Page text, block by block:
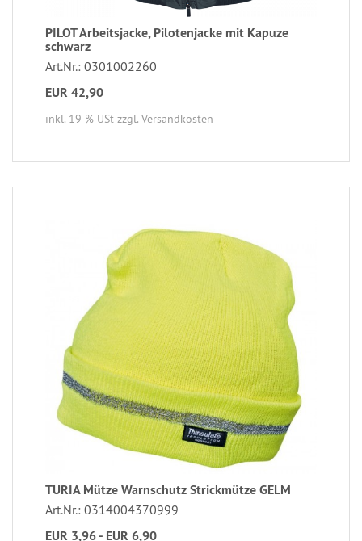
PILOT Arbeitsjacke, Pilotenjacke mit Kapuze
schwarz
Art.Nr.: 0301002260
EUR 42,90
inkl. 19 % USt zzgl. Versandkosten
TURIA Mütze Warnschutz Strickmütze GELM
Art.Nr.: 0314004370999
EUR 3,96 - EUR 6,90